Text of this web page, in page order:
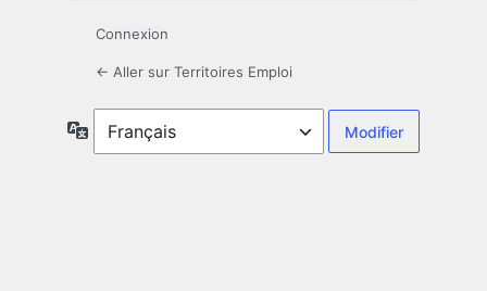
Connexion
← Aller sur Territoires Emploi
Langue